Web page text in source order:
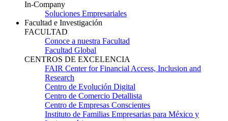
In-Company
Soluciones Empresariales
Facultad e Investigación
FACULTAD
Conoce a nuestra Facultad
Facultad Global
CENTROS DE EXCELENCIA
FAIR Center for Financial Access, Inclusion and
Research
Centro de Evolución Digital
Centro de Comercio Detallista
Centro de Empresas Conscientes
Instituto de Familias Empresarias para México y